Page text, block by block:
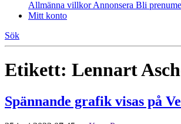
Allmänna villkorAnnonsera Bli
Mitt konto
Sök
Etikett: Lennart
Spännande grafik visas på